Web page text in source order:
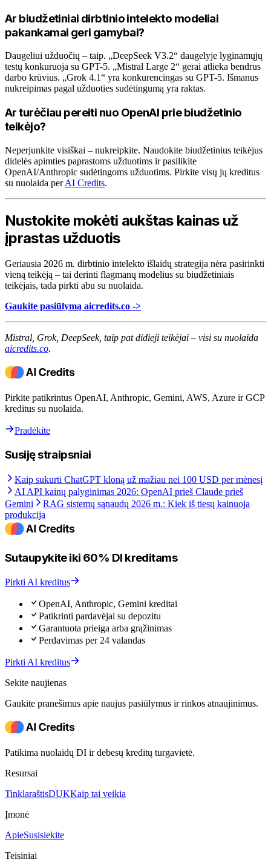
Ar biudžetiniai dirbtinio intelekto modeliai
pakankamai geri gamybai?
Daugeliui užduočių – taip. „DeepSeek V3.2“ daugelyje lyginamųjų
testų konkuruoja su GPT-5. „Mistral Large 2“ gerai atlieka bendrus
darbo krūvius. „Grok 4.1“ yra konkurencingas su GPT-5. Išmanus
nukreipimas pagal užduoties sudėtingumą yra raktas.
Ar turėčiau pereiti nuo OpenAI prie biudžetinio
teikėjo?
Neperjunkite visiškai – nukreipkite. Naudokite biudžetinius teikėjus
didelės apimties paprastoms užduotims ir pasilikite
OpenAI/Anthropic sudėtingoms užduotims. Pirkite visų jų kreditus
su nuolaida perAI Credits.
Nustokite mokėti aukštas kainas už
įprastas užduotis
Geriausia 2026 m. dirbtinio intelekto išlaidų strategija nėra pasirinkti
vieną teikėją – tai derinti flagmanų modelius su biudžetiniais
teikėjais, tada pirkti abu su nuolaida.
Gaukite pasiūlymą aicredits.co ->
Mistral, Grok, DeepSeek, taip pat didieji teikėjai – visi su nuolaida
aicredits.co.
Pirkite patikrintus OpenAI, Anthropic, Gemini, AWS, Azure ir GCP
kreditus su nuolaida.
Pradėkite
Susiję straipsniai
Kaip sukurti ChatGPT kloną už mažiau nei 100 USD per mėnesį
AI API kainų palyginimas 2026: OpenAI prieš Claude prieš
Gemini
RAG sistemų sąnaudų 2026 m.: Kiek iš tiesų kainuoja
produkcija
Sutaupykite iki 60% DI kreditams
Pirkti AI kreditus
OpenAI, Anthropic, Gemini kreditai
Patikrinti pardavėjai su depozitu
Garantuota prieiga arba grąžinimas
Perdavimas per 24 valandas
Pirkti AI kreditus
Sekite naujienas
Gaukite pranešimus apie naujus pasiūlymus ir rinkos atnaujinimus.
Patikima nuolaidų DI ir debesų kreditų turgavietė.
Resursai
TinklaraštisDUKKaip tai veikia
Įmonė
ApieSusisiekite
Teisiniai